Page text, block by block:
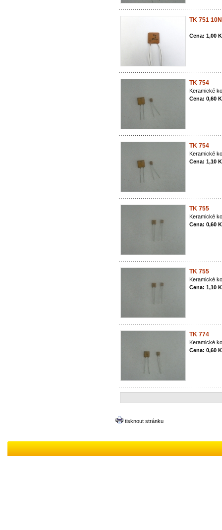
TK 751
Cena: 1,00
TK 754
Keramické
Cena: 0,60
TK 754
Keramické
Cena: 1,10
TK 755
Keramické
Cena: 0,60
TK 755
Keramické
Cena: 1,10
TK 774
Keramické
Cena: 0,60
tisknout stránku